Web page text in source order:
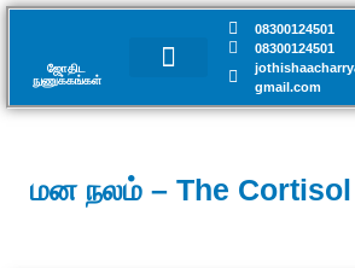
ஜோதிட
நுணுக்கங்கள்​
08300124501
08300124501
gmail.com
மன நலம் – The